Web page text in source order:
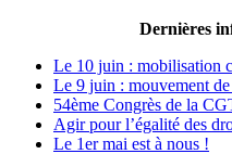
Dernières
Le 10 juin : mobilisation
Le 9 juin : mouvement
54ème Congrès de la
Agir pour l’égalité des
Le 1er mai est à nous !